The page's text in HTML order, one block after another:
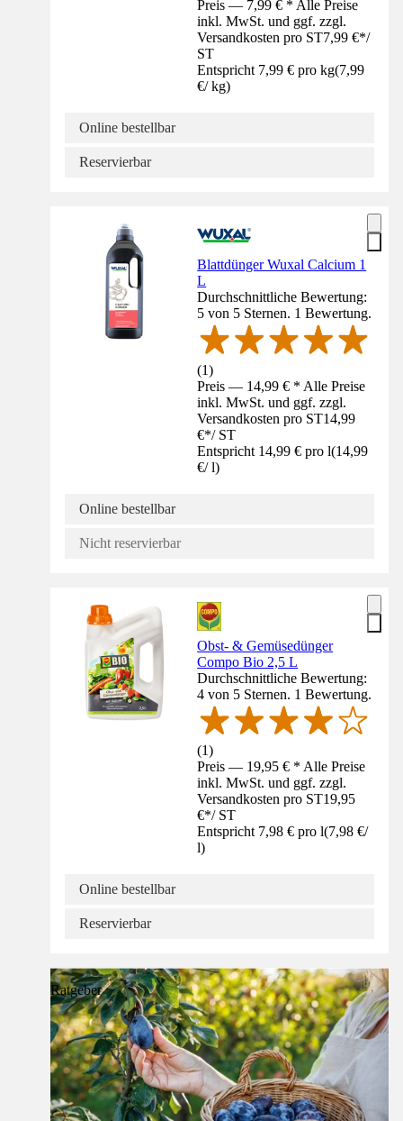
Preis — 7,99 € * Alle Preise
inkl. MwSt. und ggf. zzgl.
Versandkosten pro ST7,99 €*/
ST
Entspricht 7,99 € pro kg(7,99
€/ kg)
Online bestellbar
Reservierbar
Blattdünger Wuxal Calcium 1
L
Durchschnittliche Bewertung:
5 von 5 Sternen. 1 Bewertung.
(1)
Preis — 14,99 € * Alle Preise
inkl. MwSt. und ggf. zzgl.
Versandkosten pro ST14,99
€*/ ST
Entspricht 14,99 € pro l(14,99
€/ l)
Online bestellbar
Nicht reservierbar
Obst- & Gemüsedünger
Compo Bio 2,5 L
Durchschnittliche Bewertung:
4 von 5 Sternen. 1 Bewertung.
(1)
Preis — 19,95 € * Alle Preise
inkl. MwSt. und ggf. zzgl.
Versandkosten pro ST19,95
€*/ ST
Entspricht 7,98 € pro l(7,98 €/
l)
Online bestellbar
Reservierbar
Ratgeber